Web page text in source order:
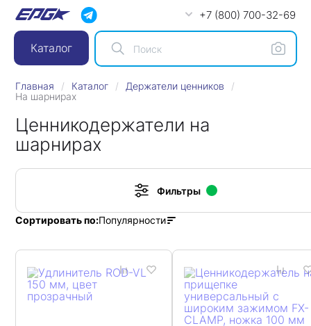
+7 (800) 700-32-69
Каталог
Главная Каталог
Держатели ценников
На шарнирах
Ценникодержатели на
шарнирах
Сортировать по:Популярности
Фильтры